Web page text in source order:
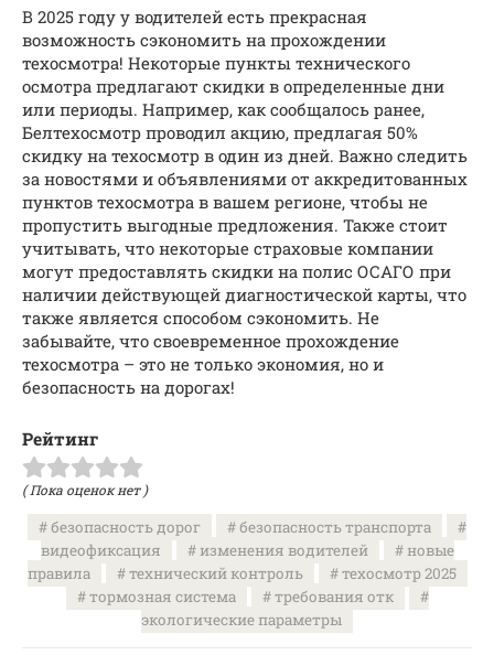
В 2025 году у водителей есть прекрасная
возможность сэкономить на прохождении
техосмотра! Некоторые пункты технического
осмотра предлагают скидки в определенные дни
или периоды. Например, как сообщалось ранее,
Белтехосмотр проводил акцию, предлагая 50%
скидку на техосмотр в один из дней. Важно следить
за новостями и объявлениями от аккредитованных
пунктов техосмотра в вашем регионе, чтобы не
пропустить выгодные предложения. Также стоит
учитывать, что некоторые страховые компании
могут предоставлять скидки на полис ОСАГО при
наличии действующей диагностической карты, что
также является способом сэкономить. Не
забывайте, что своевременное прохождение
техосмотра – это не только экономия, но и
безопасность на дорогах!
Рейтинг
( Пока оценок нет )
безопасность дорог
безопасность транспорта
видеофиксация
изменения водителей
новые
правила
технический контроль
техосмотр 2025
тормозная система
требования отк
экологические параметры